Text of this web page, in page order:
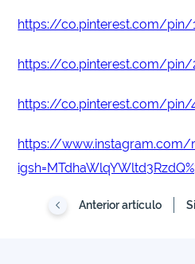
https://co.pinterest.com/pin/
https://co.pinterest.com/pin/
https://co.pinterest.com/pin/
https://www.instagram.com/
Anterior artículo